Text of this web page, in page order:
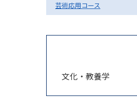
芸術応用コース
文化・教養学